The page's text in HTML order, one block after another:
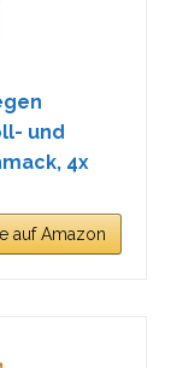
und
4x
auf Amazon